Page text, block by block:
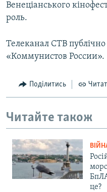
Венеціанського
роль.
Телеканал СТВ
«Коммунистов России».
Поділитись
Читайте також
це?